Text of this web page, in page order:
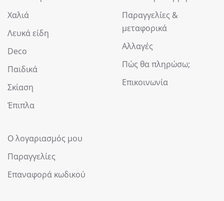
Χαλιά
Λευκά είδη
Deco
Παιδικά
Σκίαση
Έπιπλα
Παραγγελίες &
μεταφορικά
Αλλαγές
Πώς θα πληρώσω;
Επικοινωνία
Ο λογαριασμός μου
Παραγγελίες
Επαναφορά κωδικού